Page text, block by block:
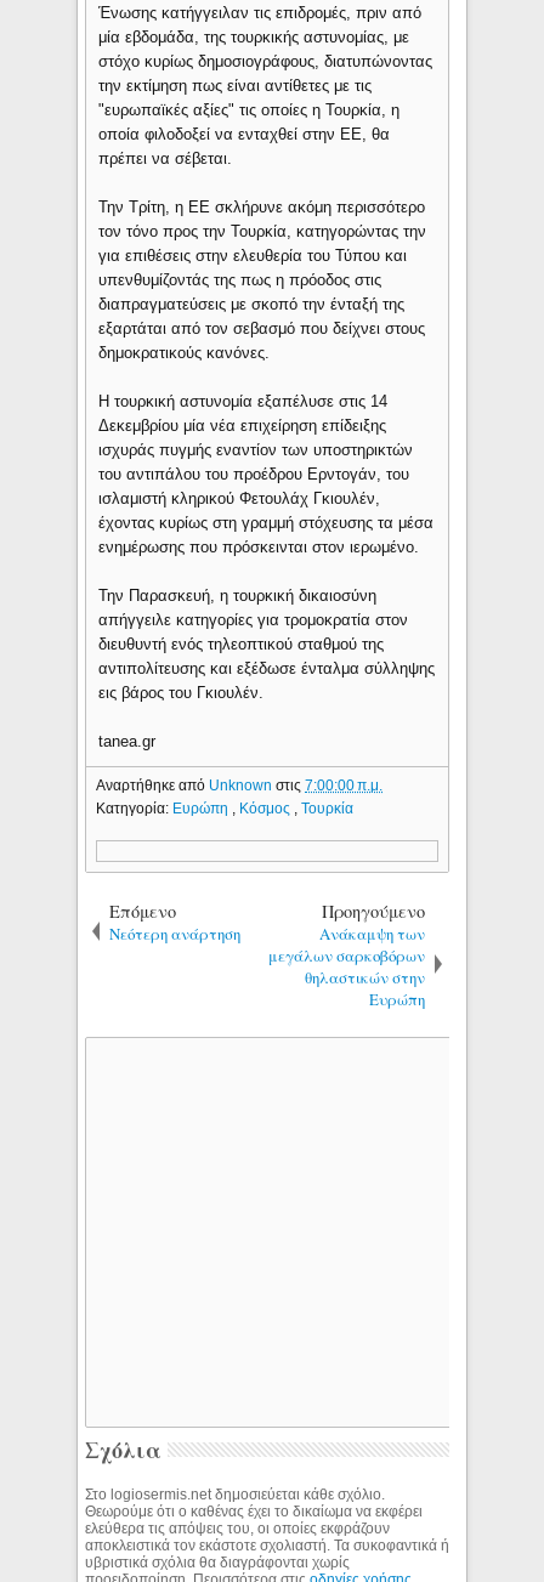
Ένωσης κατήγγειλαν τις επιδρομές, πριν από
μία εβδομάδα, της τουρκικής αστυνομίας, με
στόχο κυρίως δημοσιογράφους, διατυπώνοντας
την εκτίμηση πως είναι αντίθετες με τις
"ευρωπαϊκές αξίες" τις οποίες η Τουρκία, η
οποία φιλοδοξεί να ενταχθεί στην ΕΕ, θα
πρέπει να σέβεται.
Την Τρίτη, η ΕΕ σκλήρυνε ακόμη περισσότερο
τον τόνο προς την Τουρκία, κατηγορώντας την
για επιθέσεις στην ελευθερία του Τύπου και
υπενθυμίζοντάς της πως η πρόοδος στις
διαπραγματεύσεις με σκοπό την ένταξή της
εξαρτάται από τον σεβασμό που δείχνει στους
δημοκρατικούς κανόνες.
Η τουρκική αστυνομία εξαπέλυσε στις 14
Δεκεμβρίου μία νέα επιχείρηση επίδειξης
ισχυράς πυγμής εναντίον των υποστηρικτών
του αντιπάλου του προέδρου Ερντογάν, του
ισλαμιστή κληρικού Φετουλάχ Γκιουλέν,
έχοντας κυρίως στη γραμμή στόχευσης τα μέσα
ενημέρωσης που πρόσκεινται στον ιερωμένο.
Την Παρασκευή, η τουρκική δικαιοσύνη
απήγγειλε κατηγορίες για τρομοκρατία στον
διευθυντή ενός τηλεοπτικού σταθμού της
αντιπολίτευσης και εξέδωσε ένταλμα σύλληψης
εις βάρος του Γκιουλέν.
tanea.gr
Αναρτήθηκε από Unknownστις7:00:00 π.μ.
Κατηγορία: Ευρώπη Κόσμος ,Τουρκία
Επόμενο
Νεότερη ανάρτηση
Προηγούμενο
Ανάκαμψη των
μεγάλων σαρκοβόρων
θηλαστικών στην
Ευρώπη
Σχόλια
Στο logiosermis.net δημοσιεύεται κάθε σχόλιο.
Θεωρούμε ότι ο καθένας έχει το δικαίωμα να εκφέρει
ελεύθερα τις απόψεις του, οι οποίες εκφράζουν
αποκλειστικά τον εκάστοτε σχολιαστή. Τα συκοφαντικά ή
υβριστικά σχόλια θα διαγράφονται χωρίς